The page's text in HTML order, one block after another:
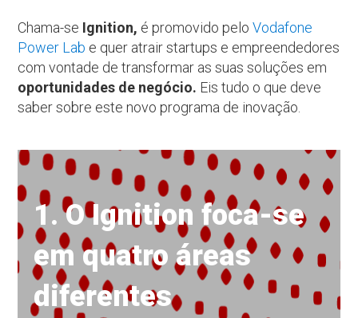
Chama-se Ignition, é promovido peloVodafone
Power Lab e quer atrair startups e empreendedores
com vontade de transformar as suas soluções em
oportunidades de negócio. Eis tudo o que deve
saber sobre este novo programa de inovação.
1. O Ignition foca-se
em quatro áreas
diferentes